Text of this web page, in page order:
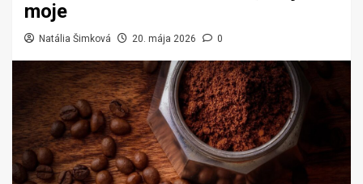
moje
Natália Šimková 20. mája 2026 0